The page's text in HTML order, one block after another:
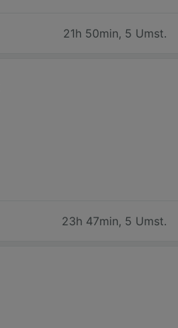
21h 50min, 5 Umst.
23h 47min, 5 Umst.